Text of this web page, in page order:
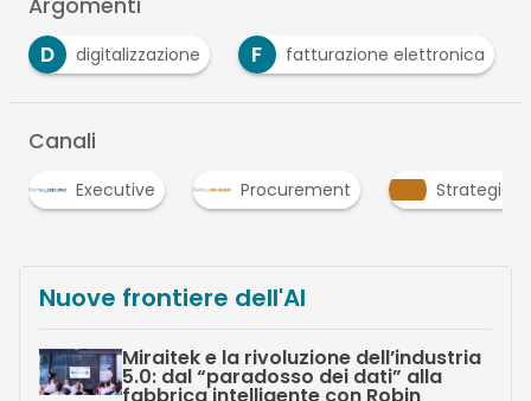
Argomenti
F fatturazione elettronica P PA
Canali
Procurement Strategie Supply
Nuove frontiere dell'AI
Miraitek e la rivoluzione dell’industria
5.0: dal “paradosso dei dati” alla